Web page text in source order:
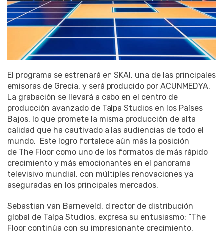
El programa se estrenará en SKAI, una de las principales
emisoras de Grecia, y será producido por ACUNMEDYA.
La grabación se llevará a cabo en el centro de
producción avanzado de Talpa Studios en los Países
Bajos, lo que promete la misma producción de alta
calidad que ha cautivado a las audiencias de todo el
mundo. Este logro fortalece aún más la posición
de The Floor como uno de los formatos de más rápido
crecimiento y más emocionantes en el panorama
televisivo mundial, con múltiples renovaciones ya
aseguradas en los principales mercados.
Sebastian van Barneveld, director de distribución
global de Talpa Studios, expresa su entusiasmo: “The
Floor continúa con su impresionante crecimiento,